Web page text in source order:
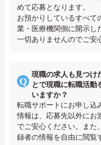
めて応募となります。
お預かりしているすべて
業・医療機関側に開示し
一切ありませんのでご安
現職の求人も見つけ
とで現職に転職活動
いますか？
転職サポートにお申し込
情報は、応募先以外にお
でご安心ください。また
録者の情報を自由に閲覧